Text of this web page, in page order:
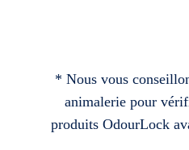
* Nous vous
animalerie pour
produits OdourLock